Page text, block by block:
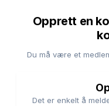
Opprett en
Du må være et
Det er enkelt å